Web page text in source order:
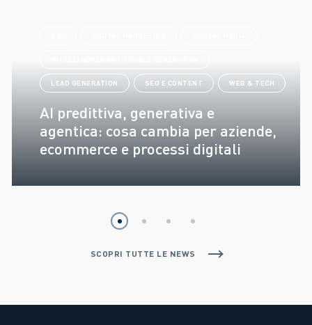
LEAD GENERATION SEO E CONTENT WEB & TECH
AI predittiva, generativa e
agentica: cosa cambia per aziende,
ecommerce e processi digitali
SCOPRI TUTTE LE NEWS